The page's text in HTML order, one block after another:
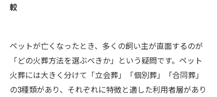
較
ペットが亡くなったとき、多くの飼い主が直面するのが
「どの火葬方法を選ぶべきか」という疑問です。ペット
火葬には大きく分けて「立会葬」「個別葬」「合同葬」
の3種類があり、それぞれに特徴と適した利用者層があり